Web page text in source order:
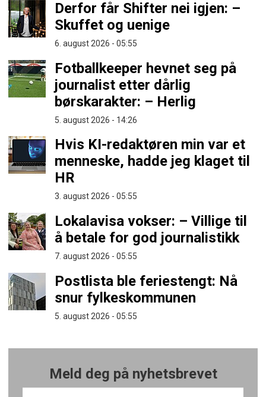
Derfor får Shifter nei igjen: –
Skuffet og uenige
6. august 2026 - 05:55
Fotballkeeper hevnet seg på
journalist etter dårlig
børskarakter: – Herlig
5. august 2026 - 14:26
Hvis KI-redaktøren min var et
menneske, hadde jeg klaget til
HR
3. august 2026 - 05:55
Lokalavisa vokser: – Villige til
å betale for god journalistikk
7. august 2026 - 05:55
Postlista ble feriestengt: Nå
snur fylkeskommunen
5. august 2026 - 05:55
Meld deg på nyhetsbrevet